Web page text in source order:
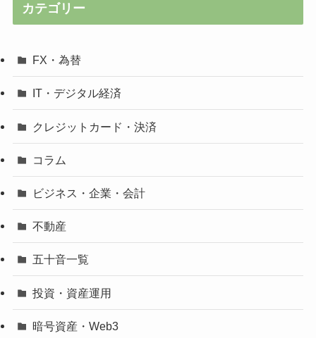
カテゴリー
FX・為替
IT・デジタル経済
クレジットカード・決済
コラム
ビジネス・企業・会計
不動産
五十音一覧
投資・資産運用
暗号資産・Web3